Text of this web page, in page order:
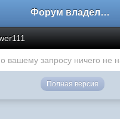
Форум владельцев интернет-магазинов
вашему запросу ничего не
Полная версия